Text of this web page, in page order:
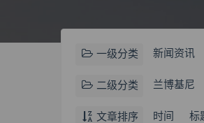
一级分类 新闻资讯
二级分类 兰博基尼
文章排序 时间 标